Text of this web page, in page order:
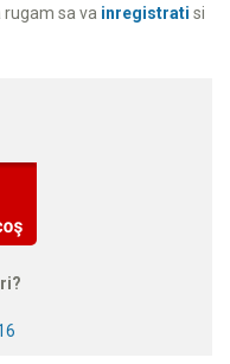
sa va inregistrati si